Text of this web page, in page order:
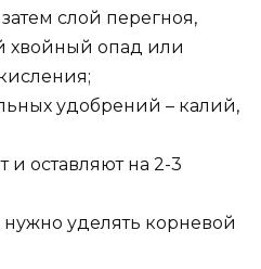
слой перегноя,
хвойный опад или
удобрений – калий,
и оставляют на 2-3
уделять корневой